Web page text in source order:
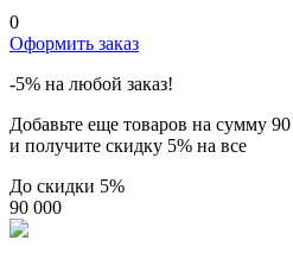
0
Оформить заказ
-5% на любой заказ!
Добавьте еще товаров на сумму
и получите скидку 5% на все
До скидки 5%
90 000